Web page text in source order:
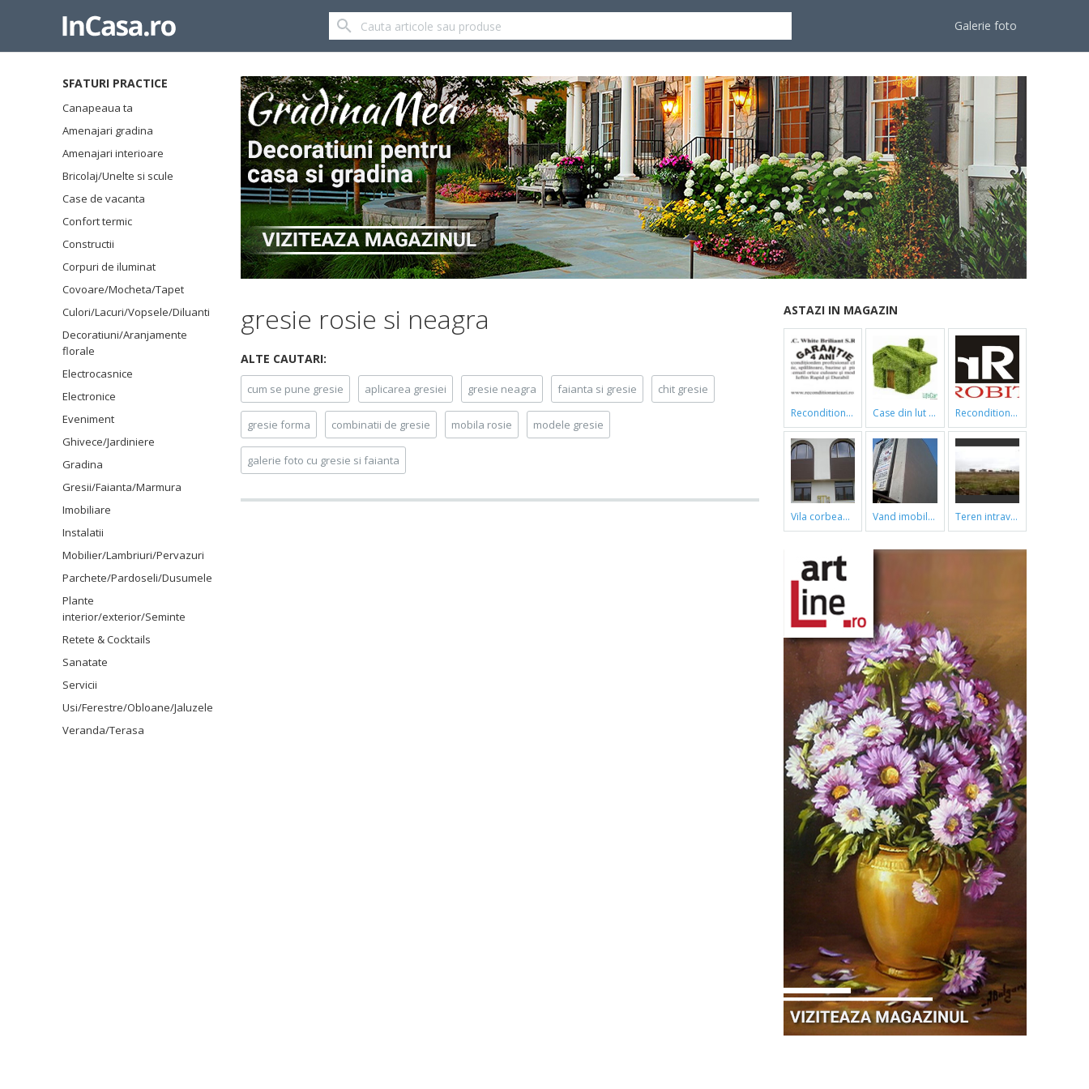
Galerie foto
SFATURI PRACTICE
Canapeaua ta
Amenajari gradina
Amenajari interioare
Bricolaj/Unelte si scule
Case de vacanta
Confort termic
Constructii
Corpuri de iluminat
Covoare/Mocheta/Tapet
Culori/Lacuri/Vopsele/Diluanti
Decoratiuni/Aranjamente
florale
Electrocasnice
Electronice
Eveniment
Ghivece/Jardiniere
Gradina
Gresii/Faianta/Marmura
Imobiliare
Instalatii
Mobilier/Lambriuri/Pervazuri
Parchete/Pardoseli/Dusumele
Plante
interior/exterior/Seminte
Retete & Cocktails
Sanatate
Servicii
Usi/Ferestre/Obloane/Jaluzele
Veranda/Terasa
gresie rosie si neagra
ALTE CAUTARI:
cum se pune gresie aplicarea gresiei gresie neagra faianta si gresie chit gresie
gresie forma combinatii de gresie mobila rosie modele gresie
galerie foto cu gresie si faianta
ASTAZI IN MAGAZIN
reconditionari cazi de baie case din lut si paie reconditionari cazi de baie
vila corbeanca vand imobil ,790m,piata gorjului,pret negociabil teren intravilan